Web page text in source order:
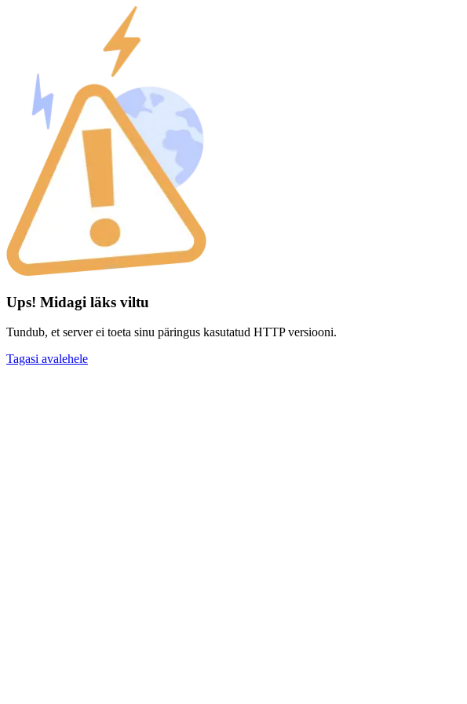
Ups! Midagi läks viltu
Tundub, et server ei toeta sinu päringus kasutatud HTTP versiooni.
Tagasi avalehele